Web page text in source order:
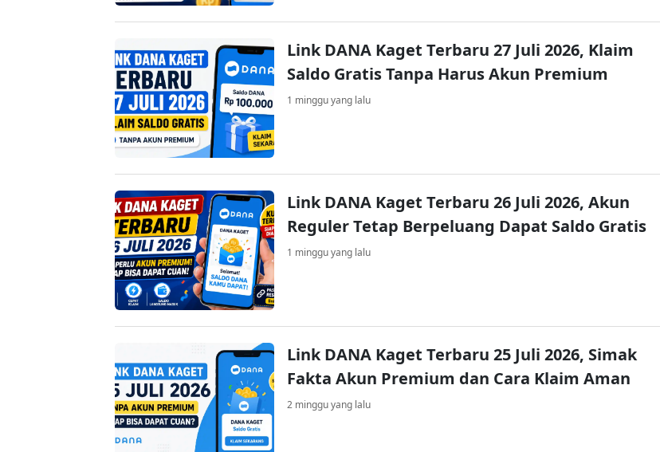
Link DANA Kaget Terbaru 27 Juli 2026, Klaim
Saldo Gratis Tanpa Harus Akun Premium
1 minggu yang lalu
Link DANA Kaget Terbaru 26 Juli 2026, Akun
Reguler Tetap Berpeluang Dapat Saldo Gratis
1 minggu yang lalu
Link DANA Kaget Terbaru 25 Juli 2026, Simak
Fakta Akun Premium dan Cara Klaim Aman
2 minggu yang lalu